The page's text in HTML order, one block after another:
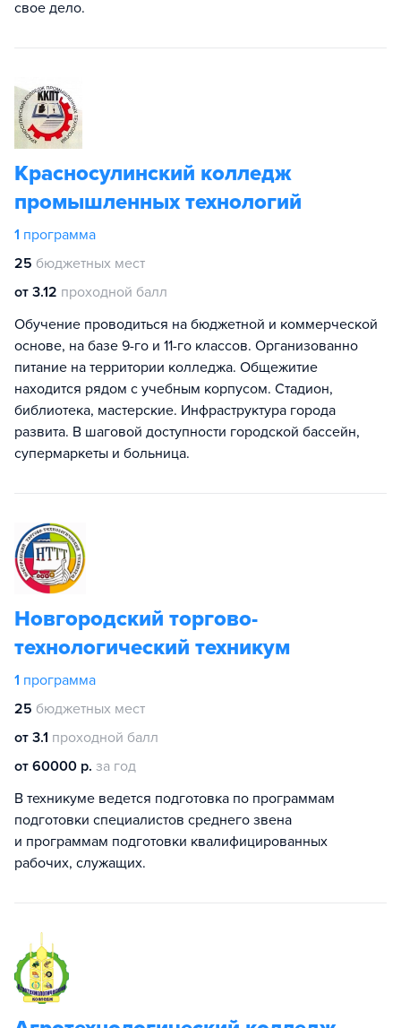
свое дело.
Красносулинский колледж
промышленных технологий
1 программа
25 бюджетных мест
от 3.12 проходной балл
Обучение проводиться на бюджетной и коммерческой
основе, на базе 9-го и 11-го классов. Организованно
питание на территории колледжа. Общежитие
находится рядом с учебным корпусом. Стадион,
библиотека, мастерские. Инфраструктура города
развита. В шаговой доступности городской бассейн,
супермаркеты и больница.
Новгородский торгово-
технологический техникум
1 программа
25 бюджетных мест
от 3.1 проходной балл
от 60000 р. за год
В техникуме ведется подготовка по программам
подготовки специалистов среднего звена
и программам подготовки квалифицированных
рабочих, служащих.